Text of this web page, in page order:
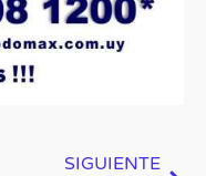
SIGUIENTE